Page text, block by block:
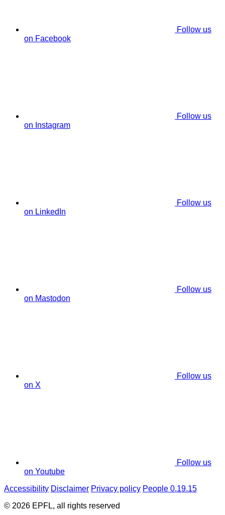
Follow us
on Facebook
Follow us
on Instagram
Follow us
on LinkedIn
Follow us
on Mastodon
Follow us
on X
Follow us
on Youtube
Accessibility Disclaimer Privacy policy People 0.19.15
© 2026 EPFL, all rights reserved